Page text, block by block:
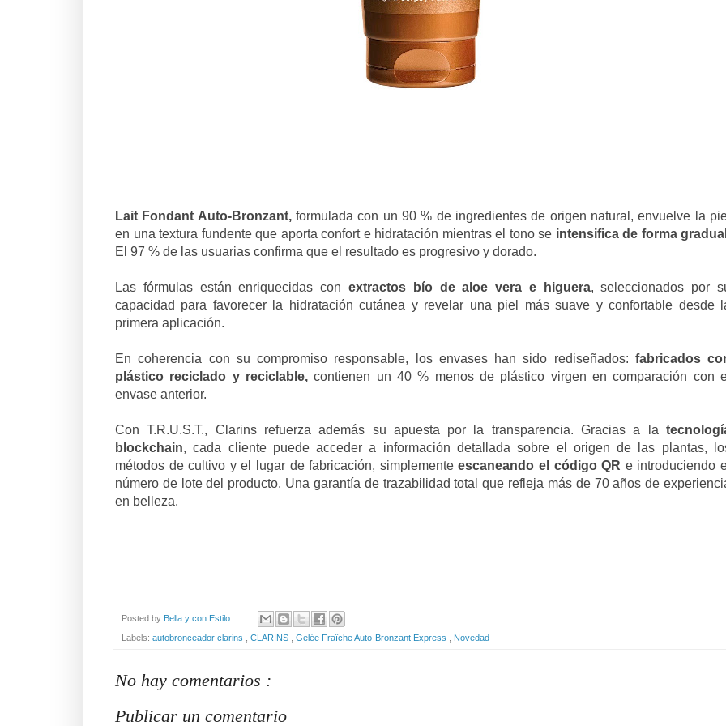
Lait Fondant Auto-Bronzant,formulada con un 90 % de ingredientes de origen natural, envuelve la
en una textura fundente que aporta confort e hidratación mientras el tono se intensifica de forma gradua
El 97 % de las usuarias confirma que el resultado es progresivo y dorado.
Las fórmulas están enriquecidas con extractos bío de aloe vera e higuera, seleccionados por
capacidad para favorecer la hidratación cutánea y revelar una piel más suave y confortable desde
primera aplicación.
En coherencia con su compromiso responsable, los envases han sido rediseñados: fabricados
plástico reciclado y reciclable, contienen un 40 % menos de plástico virgen en comparación con
envase anterior.
Con T.R.U.S.T., Clarins refuerza además su apuesta por la transparencia. Gracias a la
blockchain, cada cliente puede acceder a información detallada sobre el origen de las plantas,
métodos de cultivo y el lugar de fabricación, simplementeescaneando el código QR e introduciendo
número de lote del producto. Una garantía de trazabilidad total que refleja más de 70 años de
en belleza.
Posted by Bella y con Estilo
Labels: autobronceador clarins CLARINS Gelée Fraîche Auto-Bronzant Express Novedad
No hay comentarios :
Publicar un comentario